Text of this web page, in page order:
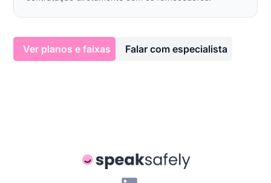
Ver planos e faixas Falar com especialista